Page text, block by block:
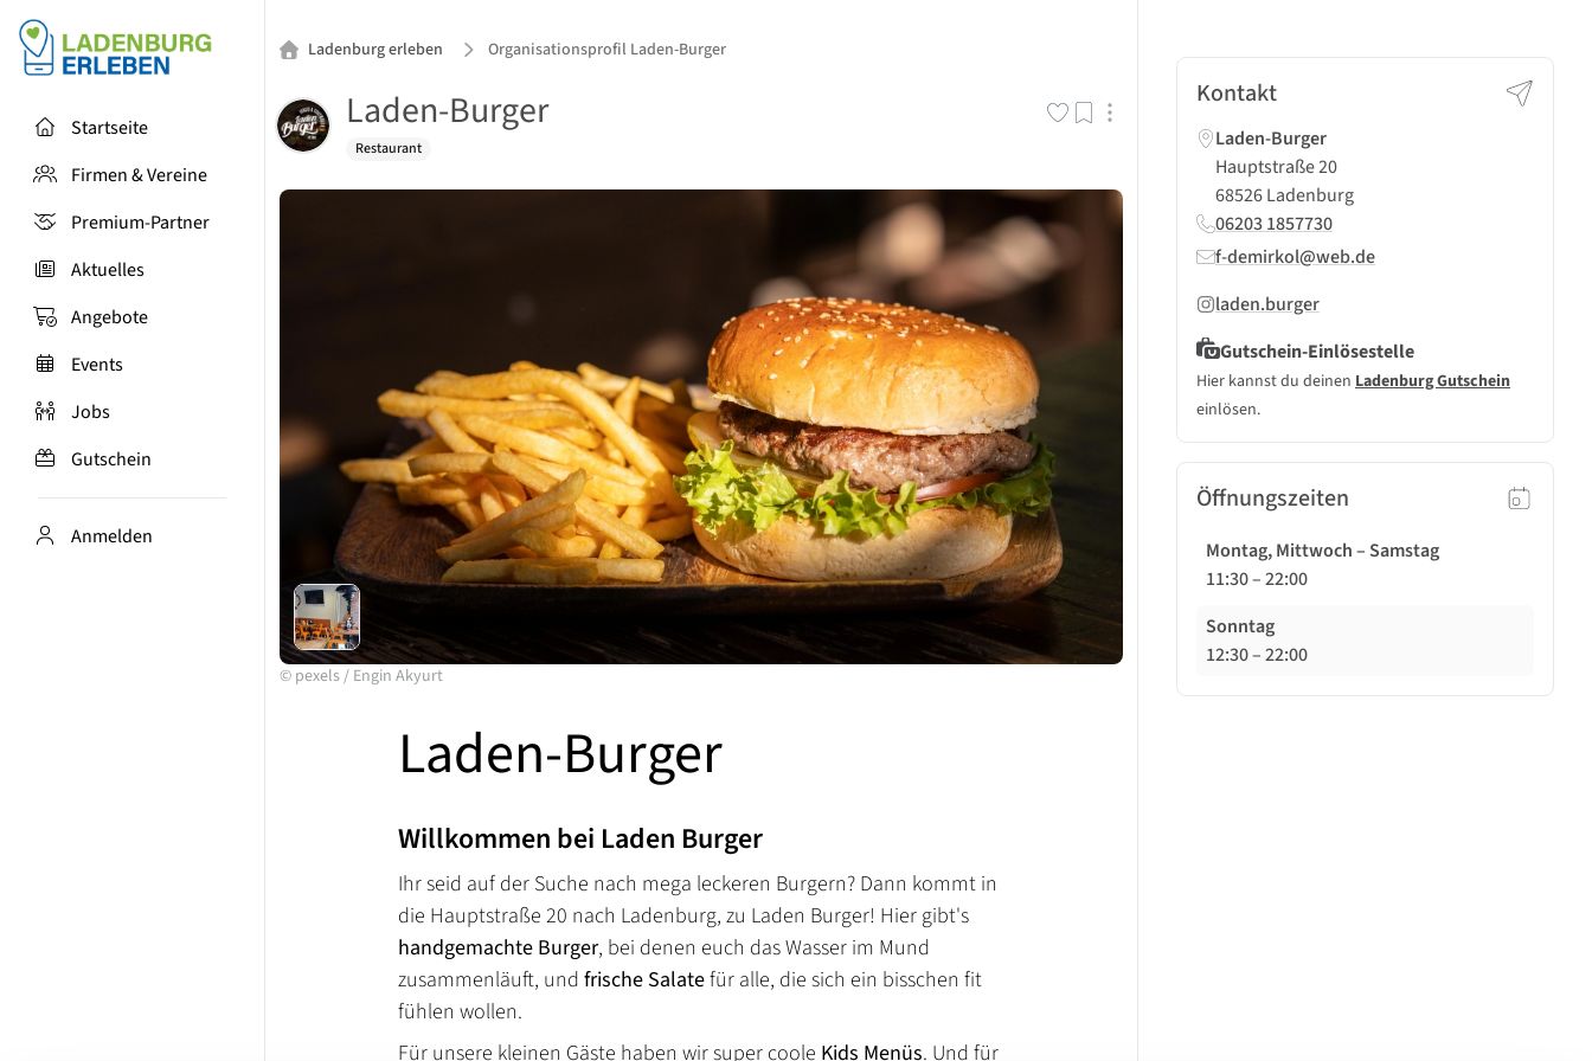
Startseite
Firmen & Vereine
Premium-Partner
Aktuelles
Angebote
Events
Jobs
Gutschein
Anmelden
Ladenburg erleben Organisationsprofil Laden-Burger
Laden-Burger
Restaurant
© pexels/ Engin Akyurt
Laden-Burger
Willkommen bei Laden Burger
Ihr seid auf der Suche nach mega leckeren Burgern? Dann kommt in
die Hauptstraße 20 nach Ladenburg, zu Laden Burger! Hier gibt's
handgemachte Burger, bei denen euch das Wasser im Mund
zusammenläuft, und frische Salatefür alle, die sich ein bisschen fit
fühlen wollen.
Für unsere kleinen Gäste haben wir super coole Kids Menüs. Und für
Kontakt
Laden-Burger
Hauptstraße 20
68526 Ladenburg
06203 1857730
f-demirkol@web.de
laden.burger
Gutschein-Einlösestelle
Hier kannst du deinen Ladenburg Gutschein
einlösen.
Öffnungszeiten
Montag, Mittwoch – Samstag
11:30–22:00
Sonntag
12:30–22:00